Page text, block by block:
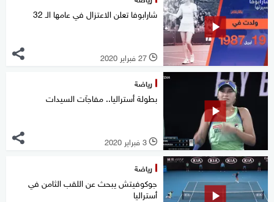
شارابوفا تعلن الاعتزال في عامها الـ 32
l 27 فبراير 2020
رياضة
بطولة أستراليا.. مفاجآت السيدات
l 3 فبراير 2020
رياضة
جوكوفيتش يبحث عن اللقب الثامن في
أستراليا